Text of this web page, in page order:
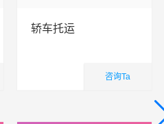
轿车托运
咨询Ta